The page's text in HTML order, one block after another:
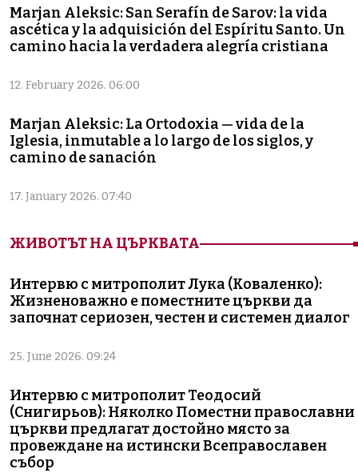
Marjan Aleksic: San Serafín de Sarov: la vida
ascética y la adquisición del Espíritu Santo. Un
camino hacia la verdadera alegría cristiana
12. February 2026. 06:00
Marjan Aleksic: La Ortodoxia — vida de la
Iglesia, inmutable a lo largo de los siglos, y
camino de sanación
17. January 2026. 07:40
ЖИВОТЪТ НА ЦЪРКВАТА
Интервю с митрополит Лука (Коваленко):
Жизненоважно е поместните църкви да
започнат сериозен, честен и системен диалог
25. June 2026. 09:24
Интервю с митрополит Теодосий
(Снигирьов): Няколко Поместни православни
църкви предлагат достойно място за
провеждане на истински Всеправославен
събор